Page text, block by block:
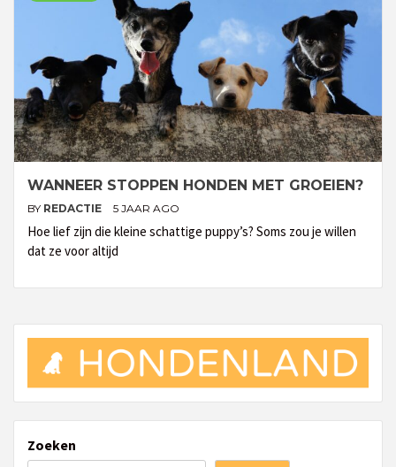
WANNEER STOPPEN HONDEN MET GROEIEN?
BY REDACTIE 5 JAAR AGO
Hoe lief zijn die kleine schattige puppy’s? Soms zou je willen
dat ze voor altijd
Zoeken